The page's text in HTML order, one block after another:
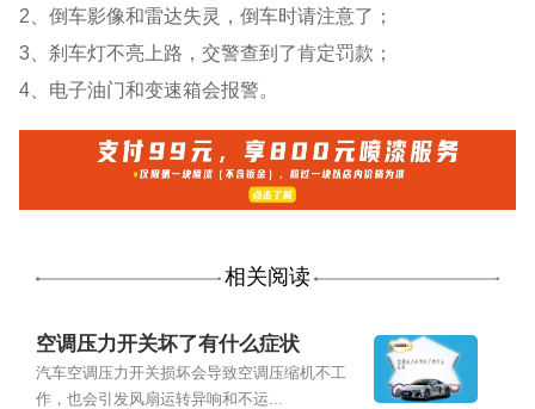
2、倒车影像和雷达失灵，倒车时请注意了；
3、刹车灯不亮上路，交警查到了肯定罚款；
4、电子油门和变速箱会报警。
相关阅读
空调压力开关坏了有什么症状
汽车空调压力开关损坏会导致空调压缩机不工
作，也会引发风扇运转异响和不运...